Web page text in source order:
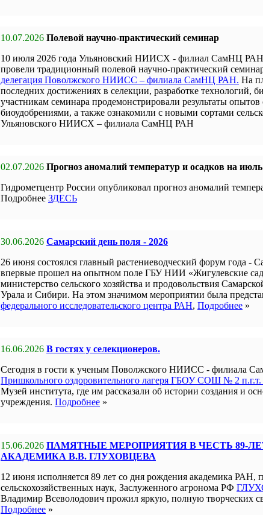
10.07.2026 Полевой научно-практический семинар
10 июля 2026 года Ульяновский НИИСХ - филиал СамНЦ РАН
провели традиционный полевой научно-практический
делегация Поволжского НИИСС – филиала СамНЦ РАН. На
последних достижениях в селекции, разработке технологий,
участникам семинара продемонстрировали результаты
биоудобрениями, а также ознакомили с новыми сортами
Ульяновского НИИСХ – филиала СамНЦ РАН
02.07.2026 Прогноз аномалий температур и осадков на
Гидрометцентр России опубликовал прогноз аномалий
Подробнее ЗДЕСЬ
30.06.2026 Самарский день поля - 2026
26 июня состоялся главный растениеводческий форум года -
впервые прошел на опытном поле ГБУ НИИ «Жигулевские
министерство сельского хозяйства и продовольствия
Урала и Сибири. На этом значимом мероприятии была
федерального исследовательского центра РАН, Подробнее »
16.06.2026 В гостях у селекционеров.
Сегодня в гости к ученым Поволжского НИИСС - филиала
Пришкольного оздоровительного лагеря ГБОУ СОШ № 2 п.г.т.
Музей института, где им рассказали об истории создания и
учреждения. Подробнее »
15.06.2026 ПАМЯТНЫЕ МЕРОПРИЯТИЯ В ЧЕСТЬ 89-
АКАДЕМИКА В.В. ГЛУХОВЦЕВА
12 июня исполняется 89 лет со дня рождения академика РАН,
сельскохозяйственных наук, Заслуженного агронома РФ
Владимир Всеволодович прожил яркую, полную творческих
Подробнее »